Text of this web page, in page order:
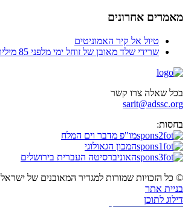
מאמרים אחרונים
טיול אל קיר האמוניטים
שרידי שלד מאובן של זוחל ימי מלפני 85 מיליון שנה התגלו בערבה
בכל שאלה צרו קשר
sarit@adssc.org
בחסות:
מו"פ מדבר וים המלח
המכון הגאולוגי
האוניברסיטה העברית בירושלים
© כל הזכויות שמורות למגדיר המאובנים של ישראל
בניית אתר
דילוג לתוכן